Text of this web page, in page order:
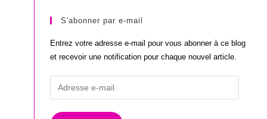
S'abonner par e-mail
Entrez votre adresse e-mail pour vous abonner à ce blog
et recevoir une notification pour chaque nouvel article.
Adresse
e-
mail